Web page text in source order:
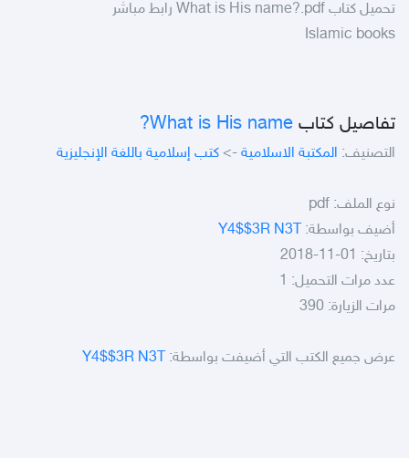
تحميل كتاب What is His name?.pdf رابط مباشر
Islamic books
تفاصيل كتاب What is His name?
التصنيف: المكتبة الاسلامية -> كتب إسلامية باللغة الإنجليزية
نوع الملف: pdf
أضيف بواسطة: Y4$$3R N3T
بتاريخ: 01-11-2018
عدد مرات التحميل: 1
مرات الزيارة: 390
عرض جميع الكتب التي أضيفت بواسطة: Y4$$3R N3T